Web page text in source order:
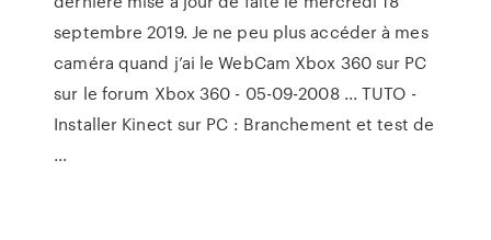
septembre 2019. Je ne peu plus accéder à mes
caméra quand j’ai le WebCam Xbox 360 sur PC
sur le forum Xbox 360 - 05-09-2008 ... TUTO -
Installer Kinect sur PC : Branchement et test de
...